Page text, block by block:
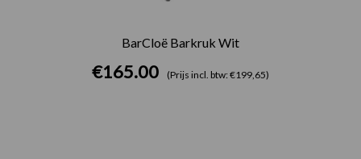
BarCloë Barkruk Wit
€165.00 (Prijs incl. btw: €199,65)